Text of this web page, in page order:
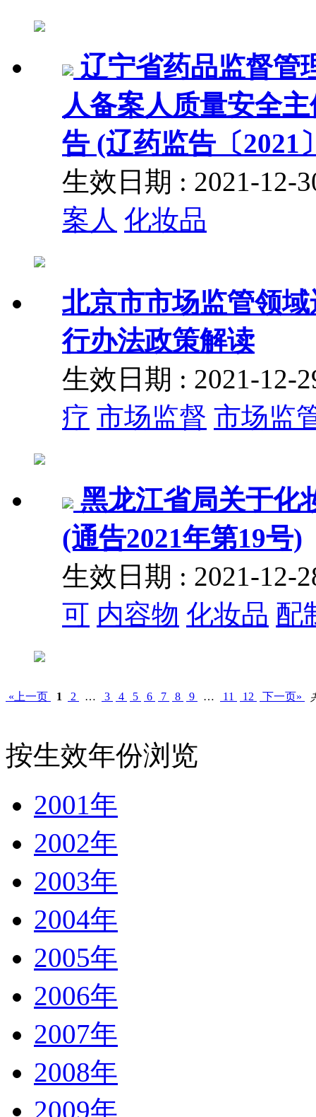
辽宁省药品监督管
人备案人质量安全
告 (辽药监告〔2021
生效日期 : 2021-12-
案人 化妆品
北京市市场监管领
行办法政策解读
生效日期 : 2021-12-
疗 市场监督 市场监
黑龙江省局关于化
(通告2021年第19号)
生效日期 : 2021-12-
可 内容物 化妆品 配
«上一页 1 2 … 3 4 5 6 7 8 9 … 11 12 下一页»
按生效年份浏览
2001年
2002年
2003年
2004年
2005年
2006年
2007年
2008年
2009年